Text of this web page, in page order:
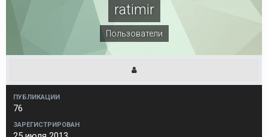
ratimir
Пользователи
ПУБЛИКАЦИИ
76
ЗАРЕГИСТРИРОВАН